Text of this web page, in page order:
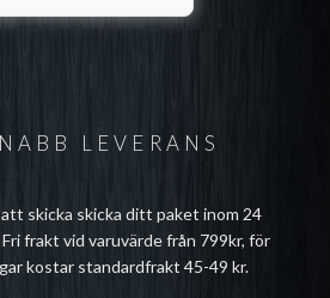
LEVERANS
skicka skicka ditt paket inom 24
frakt vid varuvärde från 799kr, för
kostar standardfrakt 45-49 kr.